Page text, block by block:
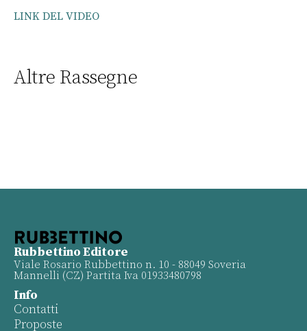
LINK DEL VIDEO
Altre Rassegne
Rubbettino Editore
Viale Rosario Rubbettino n. 10 - 88049 Soveria
Mannelli (CZ) Partita Iva 01933480798
Info
Contatti
Proposte